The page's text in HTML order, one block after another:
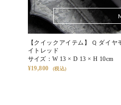
Q. 飾る場所に注意はありますか？
A. 直射日光や高温多湿、乾燥の激
けください。落ち着いた環境に飾る
映えます。
Q. メッセージの代筆は可能ですか？
A. はい。無料でメッセージカード
【クイックアイテム】 Q ダイ
イトレッド
サイズ：W 13 × D 13 × H 10cm
19,800